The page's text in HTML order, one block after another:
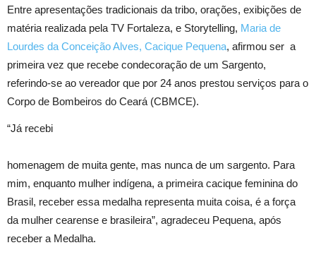
Entre apresentações tradicionais da tribo, orações, exibições de
matéria realizada pela TV Fortaleza, e Storytelling, Maria de
Lourdes da Conceição Alves, Cacique Pequena, afirmou ser a
primeira vez que recebe condecoração de um Sargento,
referindo-se ao vereador que por 24 anos prestou serviços para o
Corpo de Bombeiros do Ceará (CBMCE).
“Já recebi
homenagem de muita gente, mas nunca de um sargento. Para
mim, enquanto mulher indígena, a primeira cacique feminina do
Brasil, receber essa medalha representa muita coisa, é a força
da mulher cearense e brasileira”, agradeceu Pequena, após
receber a Medalha.